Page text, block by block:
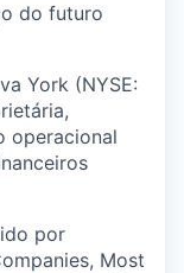
do futuro
York (NYSE:
operacional
por
Most